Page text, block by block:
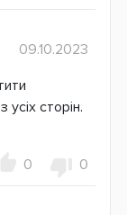
09.10.2023
усіх сторін.
0 0